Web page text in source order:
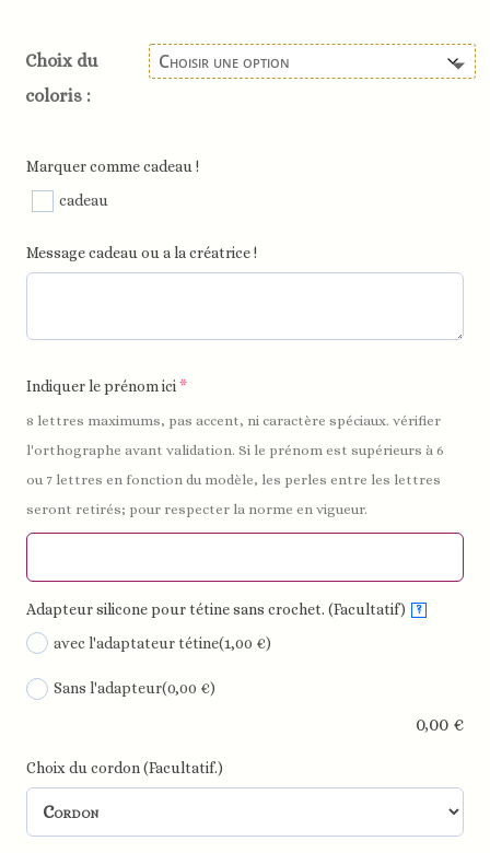
Choix du
coloris :
Marquer comme cadeau !
cadeau
Message cadeau ou a la créatrice !
Indiquer le prénom ici*
8 lettres maximums, pas accent, ni caractère spéciaux. vérifier
l'orthographe avant validation. Si le prénom est supérieurs à 6
ou 7 lettres en fonction du modèle, les perles entre les lettres
seront retirés; pour respecter la norme en vigueur.
Adapteur silicone pour tétine sans crochet. (Facultatif) ?
avec l'adaptateur tétine(1,00 €)
Sans l'adapteur(0,00 €)
0,00 €
Choix du cordon (Facultatif.)